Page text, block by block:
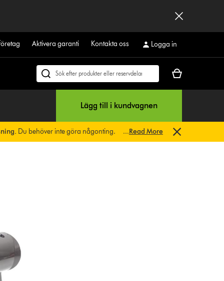
Aktivera garanti Kontakta oss Logga in
Sök
Kundvagnen
Lägg till i kundvagnen
Du behöver inte göra någonting. ...Read More